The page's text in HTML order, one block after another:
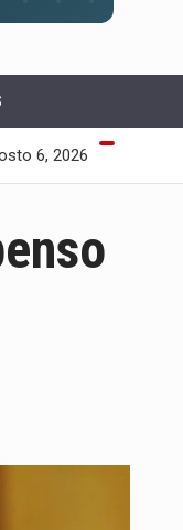
6, 2026